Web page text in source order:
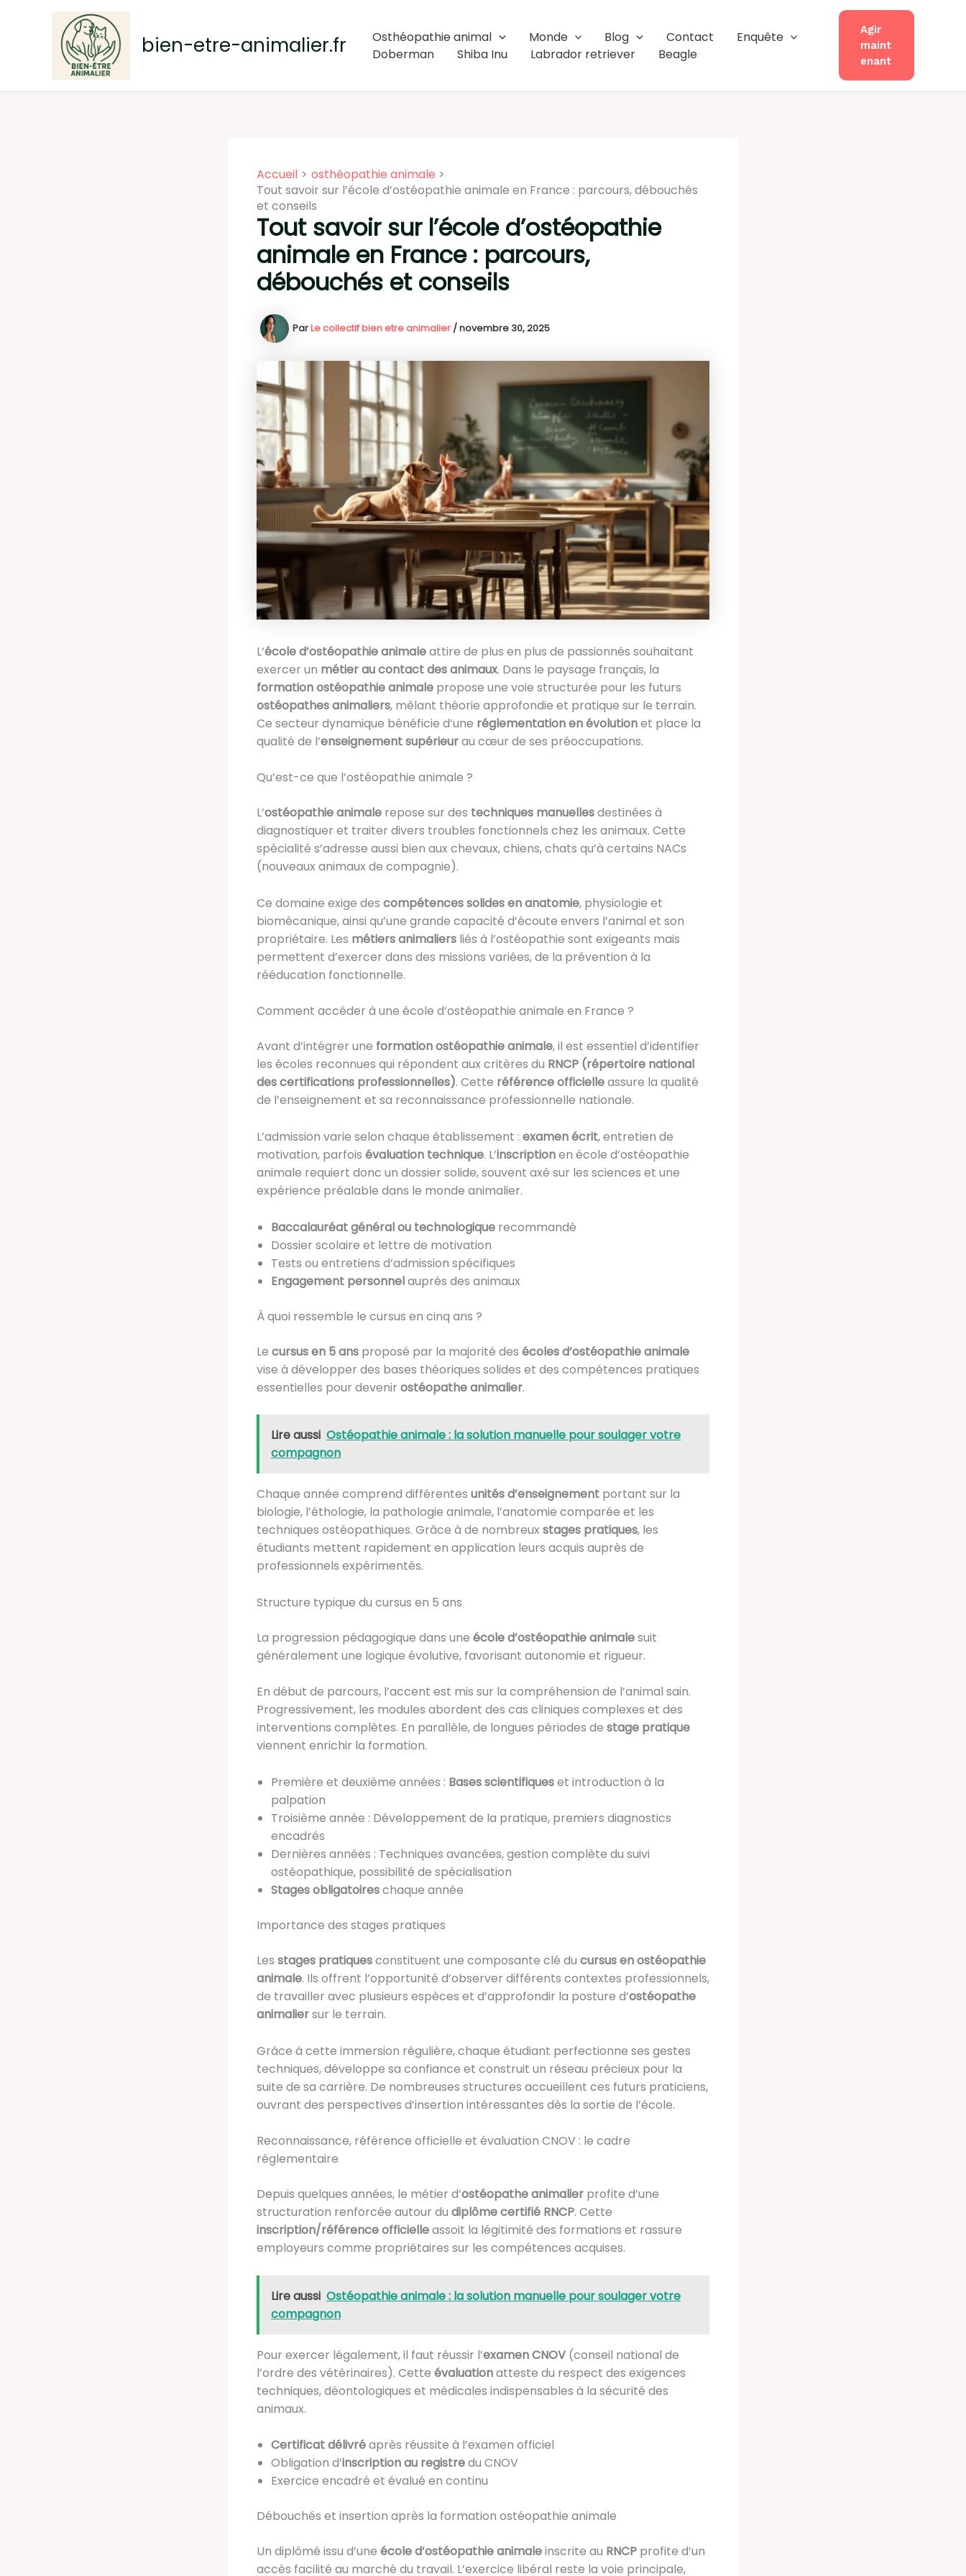
bien-etre-animalier.fr Osthéopathie animal Monde Blog Contact
Enquête
Doberman
Shiba Inu Labrador retriever Beagle
Agir
maint
enant
Accueil
osthéopathie animale
Tout savoir sur l’école d’ostéopathie animale en France : parcours, débouchés
et conseils
Tout savoir sur l’école d’ostéopathie
animale en France : parcours,
débouchés et conseils
ParLe collectif bien etre animalier /novembre 30, 2025
L’école d’ostéopathie animaleattire de plus en plus de passionnés souhaitant
exercer un métier au contact des animaux. Dans le paysage français, la
formation ostéopathie animale propose une voie structurée pour les futurs
ostéopathes animaliers, mêlant théorie approfondie et pratique sur le terrain.
Ce secteur dynamique bénéficie d’une réglementation en évolutionet place la
qualité de l’enseignement supérieurau cœur de ses préoccupations.
Qu’est-ce que l’ostéopathie animale ?
L’ostéopathie animale repose sur des techniques manuellesdestinées à
diagnostiquer et traiter divers troubles fonctionnels chez les animaux. Cette
spécialité s’adresse aussi bien aux chevaux, chiens, chats qu’à certains NACs
(nouveaux animaux de compagnie).
Ce domaine exige des compétences solides en anatomie, physiologie et
biomécanique, ainsi qu’une grande capacité d’écoute envers l’animal et son
propriétaire. Les métiers animaliers liés à l’ostéopathie sont exigeants mais
permettent d’exercer dans des missions variées, de la prévention à la
rééducation fonctionnelle.
Comment accéder à une école d’ostéopathie animale en France ?
Avant d’intégrer une formation ostéopathie animale, il est essentiel d’identifier
les écoles reconnues qui répondent aux critères du RNCP (répertoire national
des certifications professionnelles). Cette référence officielleassure la qualité
de l’enseignement et sa reconnaissance professionnelle nationale.
L’admission varie selon chaque établissement : examen écrit, entretien de
motivation, parfois évaluation technique. L’inscriptionen école d’ostéopathie
animale requiert donc un dossier solide, souvent axé sur les sciences et une
expérience préalable dans le monde animalier.
Baccalauréat général ou technologique recommandé
Dossier scolaire et lettre de motivation
Tests ou entretiens d’admission spécifiques
Engagement personnelauprès des animaux
À quoi ressemble le cursus en cinq ans ?
Le cursus en 5 ans proposé par la majorité des écoles d’ostéopathie animale
vise à développer des bases théoriques solides et des compétences pratiques
essentielles pour devenir ostéopathe animalier.
Lire aussi Ostéopathie animale : la solution manuelle pour soulager votre
compagnon
Chaque année comprend différentes unités d’enseignement portant sur la
biologie, l’éthologie, la pathologie animale, l’anatomie comparée et les
techniques ostéopathiques. Grâce à de nombreux stages pratiques, les
étudiants mettent rapidement en application leurs acquis auprès de
professionnels expérimentés.
Structure typique du cursus en 5 ans
La progression pédagogique dans une école d’ostéopathie animalesuit
généralement une logique évolutive, favorisant autonomie et rigueur.
En début de parcours, l’accent est mis sur la compréhension de l’animal sain.
Progressivement, les modules abordent des cas cliniques complexes et des
interventions complètes. En parallèle, de longues périodes de stage pratique
viennent enrichir la formation.
Première et deuxième années : Bases scientifiqueset introduction à la
palpation
Troisième année : Développement de la pratique, premiers diagnostics
encadrés
Dernières années : Techniques avancées, gestion complète du suivi
ostéopathique, possibilité de spécialisation
Stages obligatoireschaque année
Importance des stages pratiques
Les stages pratiquesconstituent une composante clé du cursus en ostéopathie
animale. Ils offrent l’opportunité d’observer différents contextes professionnels,
de travailler avec plusieurs espèces et d’approfondir la posture d’ostéopathe
animaliersur le terrain.
Grâce à cette immersion régulière, chaque étudiant perfectionne ses gestes
techniques, développe sa confiance et construit un réseau précieux pour la
suite de sa carrière. De nombreuses structures accueillent ces futurs praticiens,
ouvrant des perspectives d’insertion intéressantes dès la sortie de l’école.
Reconnaissance, référence officielle et évaluation CNOV : le cadre
réglementaire
Depuis quelques années, le métier d’ostéopathe animalier profite d’une
structuration renforcée autour du diplôme certifié RNCP. Cette
inscription/référence officielleassoit la légitimité des formations et rassure
employeurs comme propriétaires sur les compétences acquises.
Lire aussi Ostéopathie animale : la solution manuelle pour soulager votre
compagnon
Pour exercer légalement, il faut réussir l’examen CNOV (conseil national de
l’ordre des vétérinaires). Cette évaluationatteste du respect des exigences
techniques, déontologiques et médicales indispensables à la sécurité des
animaux.
Certificat délivréaprès réussite à l’examen officiel
Obligation d’inscription au registredu CNOV
Exercice encadré et évalué en continu
Débouchés et insertion après la formation ostéopathie animale
Un diplômé issu d’une école d’ostéopathie animaleinscrite au RNCP profite d’un
accès facilité au marché du travail. L’exercice libéral reste la voie principale,